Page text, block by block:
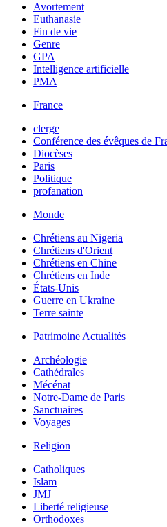
Avortement
Euthanasie
Fin de vie
Genre
GPA
Intelligence artificielle
PMA
France
clerge
Conférence des évêques de
Diocèses
Paris
Politique
profanation
Monde
Chrétiens au Nigeria
Chrétiens d'Orient
Chrétiens en Chine
Chrétiens en Inde
États-Unis
Guerre en Ukraine
Terre sainte
Patrimoine Actualités
Archéologie
Cathédrales
Mécénat
Notre-Dame de Paris
Sanctuaires
Voyages
Religion
Catholiques
Islam
JMJ
Liberté religieuse
Orthodoxes